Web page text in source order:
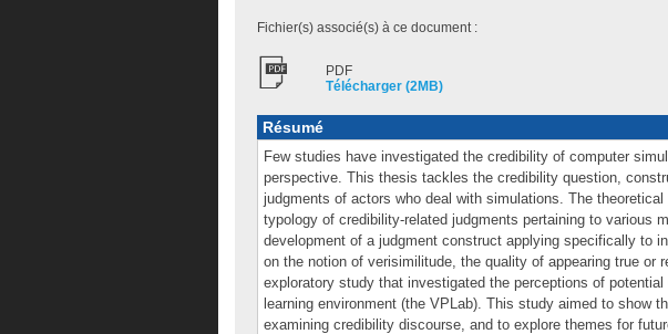
Fichier(s) associé(s) à ce document :
PDF
Télécharger (2MB)
Résumé
Few studies have investigated the credibility of computer
perspective. This thesis tackles the credibility question,
judgments of actors who deal with simulations. The
typology of credibility-related judgments pertaining to various
development of a judgment construct applying specifically to
on the notion of verisimilitude, the quality of appearing true or
exploratory study that investigated the perceptions of
learning environment (the VPLab). This study aimed to show
examining credibility discourse, and to explore themes for